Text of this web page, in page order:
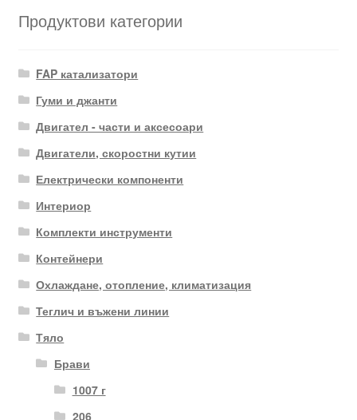
Продуктови категории
FAP катализатори
Гуми и джанти
Двигател - части и аксесоари
Двигатели, скоростни кутии
Електрически компоненти
Интериор
Комплекти инструменти
Контейнери
Охлаждане, отопление, климатизация
Теглич и въжени линии
Тяло
Брави
1007 г
206